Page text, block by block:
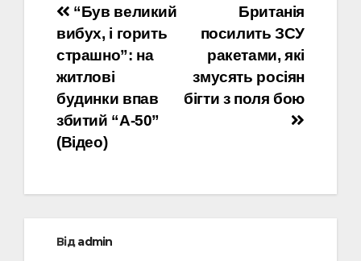
Навігація
записів
Британія
посилить ЗСУ
ракетами, які
змусять росіян
бігти з поля бою
“Був великий
вибух, і горить
страшно”: на
житлові
будинки впав
збитий “А-50”
(Відео)
Відadmin